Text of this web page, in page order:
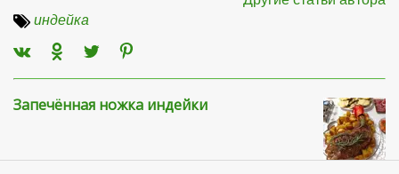
индейка
Запечённая ножка индейки